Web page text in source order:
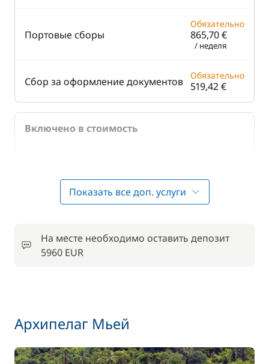
Портовые сборы
Обязательно
865,70 €
/ неделя
Сбор за оформление документов Обязательно
519,42 €
Включено в стоимость
Генератор Включено в стоимость
Доска для SUP-серфинга Включено в стоимость
Кок/Повар
Показать все доп. услуги
На месте необходимо оставить депозит
5960 EUR
Архипелаг Мьей